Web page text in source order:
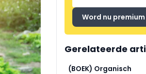
Word nu
Gerelateerde
(BOEK) Organisch